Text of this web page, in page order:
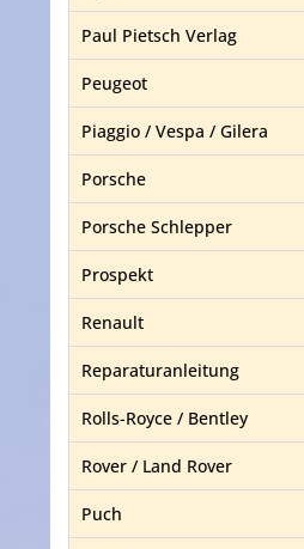
Paul Pietsch Verlag
Peugeot
Piaggio / Vespa / Gilera
Porsche
Porsche Schlepper
Prospekt
Renault
Reparaturanleitung
Rolls-Royce / Bentley
Rover / Land Rover
Puch